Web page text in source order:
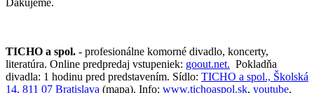
Ďakujeme.
TICHO a spol. - profesionálne komorné divadlo, koncerty,
literatúra. Online predpredaj vstupeniek: goout.net. Pokladňa
divadla: 1 hodinu pred predstavením. Sídlo: TICHO a spol., Školská
14, 811 07 Bratislava (mapa). Info: www.tichoaspol.sk, youtube,